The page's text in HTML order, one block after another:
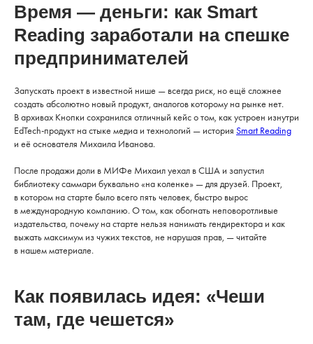
Время — деньги: как Smart
Reading заработали на спешке
предпринимателей
Запускать проект в известной нише — всегда риск, но ещё сложнее
создать абсолютно новый продукт, аналогов которому на рынке нет.
В архивах Кнопки сохранился отличный кейс о том, как устроен изнутри
EdTech-продукт на стыке медиа и технологий — история Smart Reading
и её основателя Михаила Иванова.
После продажи доли в МИФе Михаил уехал в США и запустил
библиотеку саммари буквально «на коленке» — для друзей. Проект,
в котором на старте было всего пять человек, быстро вырос
в международную компанию. О том, как обогнать неповоротливые
издательства, почему на старте нельзя нанимать гендиректора и как
выжать максимум из чужих текстов, не нарушая прав, — читайте
в нашем материале.
Как появилась идея: «Чеши
там, где чешется»